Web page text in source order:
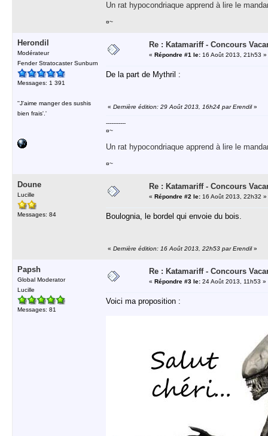
Un rat hypocondriaque apprend à lire le
¤~
Herondil
Modérateur
Fender Stratocaster Sunburn
Messages: 1 391
''J'aime manger des sushis
bien frais'.'
Re : Katamariff - Concours
« Répondre #1 le: 16 Août 2013, 21h53 »
De la part de Mythril :
« Dernière édition: 29 Août 2013, 16h24 par Erendil»
-----------
¤~
Un rat hypocondriaque apprend à lire le
¤~
Doune
Lucille
Messages: 84
Re : Katamariff - Concours
« Répondre #2 le: 16 Août 2013, 22h32 »
Boulognia, le bordel qui envoie du bois.
« Dernière édition: 16 Août 2013, 22h53 par Erendil»
Papsh
Global Moderator
Lucille
Messages: 81
Re : Katamariff - Concours
« Répondre #3 le: 24 Août 2013, 11h53 »
Voici ma proposition :